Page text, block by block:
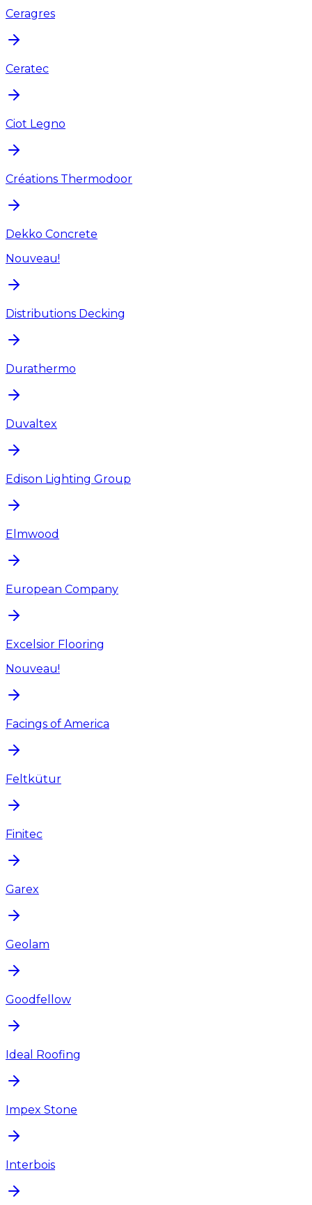
Ceragres
Ceratec
Ciot Legno
Créations Thermodoor
Dekko Concrete
Nouveau!
Distributions Decking
Durathermo
Duvaltex
Edison Lighting Group
Elmwood
European Company
Excelsior Flooring
Nouveau!
Facings of America
Feltkütur
Finitec
Garex
Geolam
Goodfellow
Ideal Roofing
Impex Stone
Interbois